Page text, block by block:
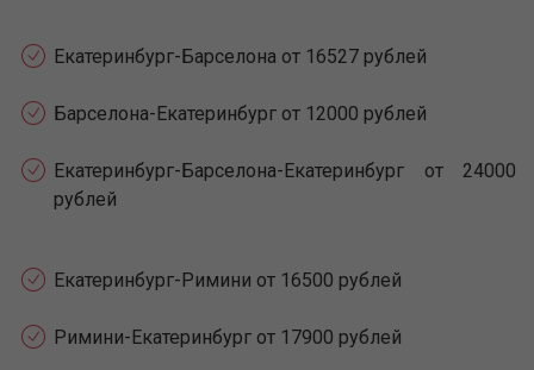
Екатеринбург-Барселона от 16527 рублей
Барселона-Екатеринбург от 12000 рублей
Екатеринбург-Барселона-Екатеринбург от 24000
рублей
Екатеринбург-Римини от 16500 рублей
Римини-Екатеринбург от 17900 рублей